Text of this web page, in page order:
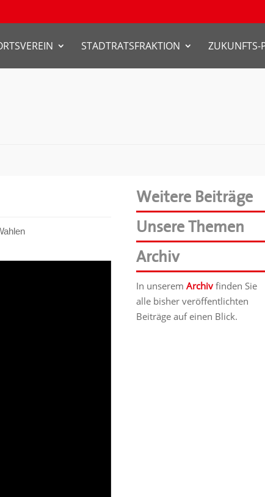
STADTRATSFRAKTION ZUKUNFTS-
Weitere Beiträge
Unsere Themen
Archiv
In unseremArchiv finden Sie
alle bisher veröffentlichten
Beiträge auf einen Blick.